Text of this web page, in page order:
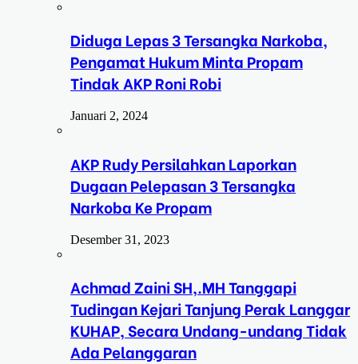
Diduga Lepas 3 Tersangka Narkoba,
Pengamat Hukum Minta Propam
Tindak AKP Roni Robi
Januari 2, 2024
AKP Rudy Persilahkan Laporkan
Dugaan Pelepasan 3 Tersangka
Narkoba Ke Propam
Desember 31, 2023
Achmad Zaini SH,.MH Tanggapi
Tudingan Kejari Tanjung Perak Langgar
KUHAP, Secara Undang-undang Tidak
Ada Pelanggaran